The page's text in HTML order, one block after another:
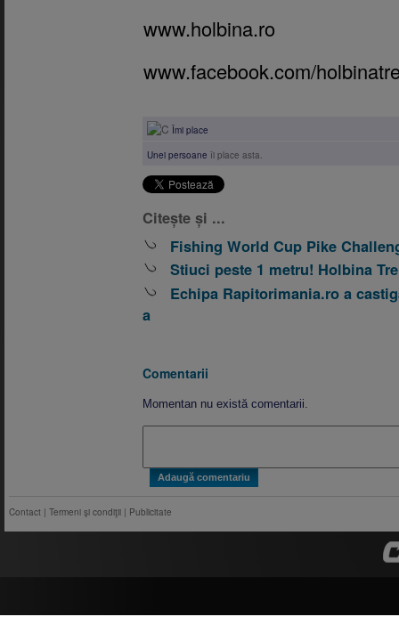
www.holbina.ro
www.facebook.com/
Îmi place
Unei persoane îi place asta.
Citește și ...
Fishing World Cup Pike
Stiuci peste 1 metru! Holbina
Echipa Rapitorimania.ro a
a
Comentarii
Momentan nu există comentarii.
Contact | Termeni şi condiţii | Publicitate